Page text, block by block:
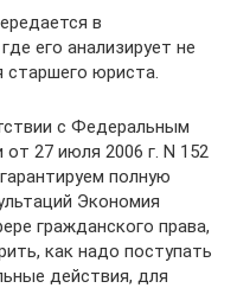
в
его анализирует не
старшего юриста.
с Федеральным
27 июля 2006 г. N 152
полную
Экономия
гражданского права,
как надо поступать
действия, для